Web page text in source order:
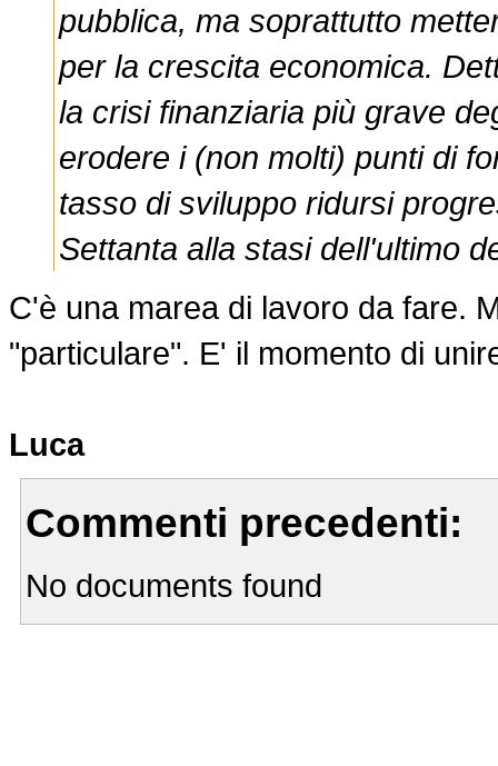
pubblica, ma soprattutto
per la crescita economica.
la crisi finanziaria più grave
erodere i (non molti) punti di
tasso di sviluppo ridursi
Settanta alla stasi dell'ultimo
C'è una marea di lavoro da fare.
"particulare". E' il momento di
Luca
Commenti precedenti:
No documents found